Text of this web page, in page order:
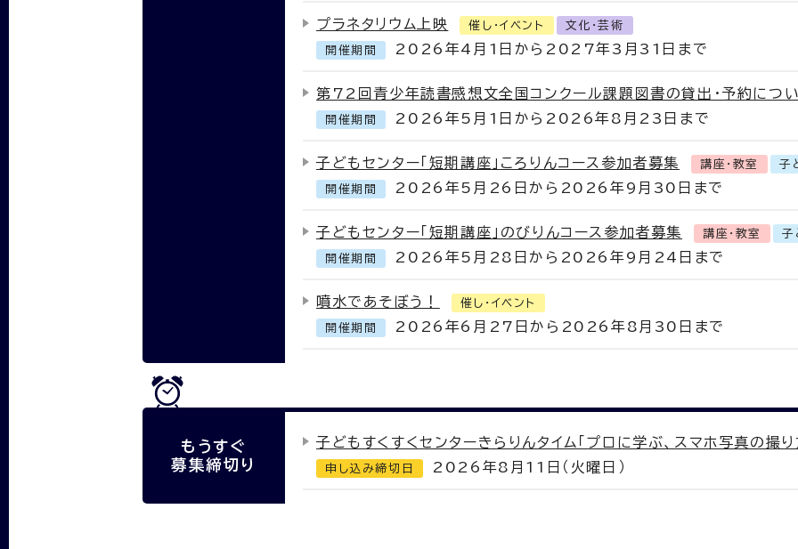
プラネタリウム上映 催し・イベント 文化・芸術
開催期間 2026年4月1日から2027年3月31日まで
第72回青少年読書感想文全国コンクール課題図書の貸出・予約につ
開催期間 2026年5月1日から2026年8月23日まで
子どもセンター「短期講座」ころりんコース参加者募集 講座・教室 子
開催期間 2026年5月26日から2026年9月30日まで
子どもセンター「短期講座」のびりんコース参加者募集 講座・教室 子
開催期間 2026年5月28日から2026年9月24日まで
噴水であそぼう！ 催し・イベント
開催期間 2026年6月27日から2026年8月30日まで
もうすぐ
募集締切り
子どもすくすくセンターきらりんタイム「プロに学ぶ、スマホ写真の撮り
申し込み締切日 2026年8月11日（火曜日）